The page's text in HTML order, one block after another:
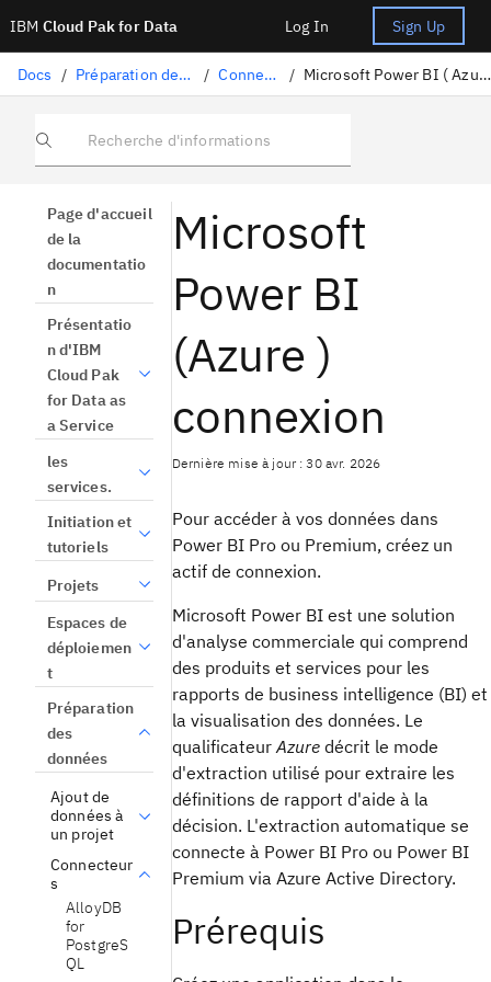
IBM Cloud Pak for Data Log In Sign Up
Docs / Préparation des données / Connecteurs / Microsoft Power BI ( Azure ) connexion
Recherche d'informations
Page d'accueil
de la
documentatio
n
Présentatio
n d'IBM
Cloud Pak
for Data as
a Service
les
services.
Initiation et
tutoriels
Projets
Espaces de
déploiemen
t
Préparation
des
données
Ajout de
données à
un projet
Connecteur
s
AlloyDB
for
PostgreS
QL
Microsoft
Power BI
(Azure )
connexion
Dernière mise à jour : 30 avr. 2026
Pour accéder à vos données dans
Power BI Pro ou Premium, créez un
actif de connexion.
Microsoft Power BI est une solution
d'analyse commerciale qui comprend
des produits et services pour les
rapports de business intelligence (BI) et
la visualisation des données. Le
qualificateurAzuredécrit le mode
d'extraction utilisé pour extraire les
définitions de rapport d'aide à la
décision. L'extraction automatique se
connecte à Power BI Pro ou Power BI
Premium via Azure Active Directory.
Prérequis